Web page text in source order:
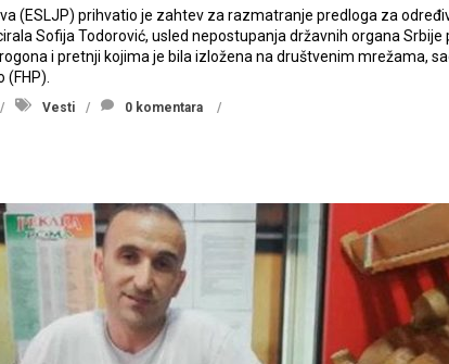
(ESLJP) prihvatio je zahtev za razmatranje predloga za
Sofija Todorović, usled nepostupanja državnih organa Srbije
i pretnji kojima je bila izložena na društvenim mrežama,
Vesti 0 komentara